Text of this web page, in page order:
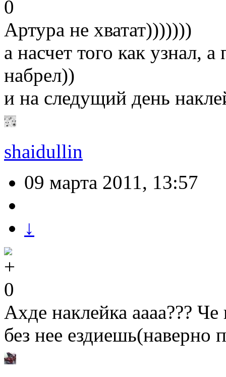
0
Артура не хватат)))))))
а насчет того как узнал,
набрел))
и на следущий день
shaidullin
09 марта 2011, 13:57
↓
0
Ахде наклейка аааа???
без нее ездиешь(наверно